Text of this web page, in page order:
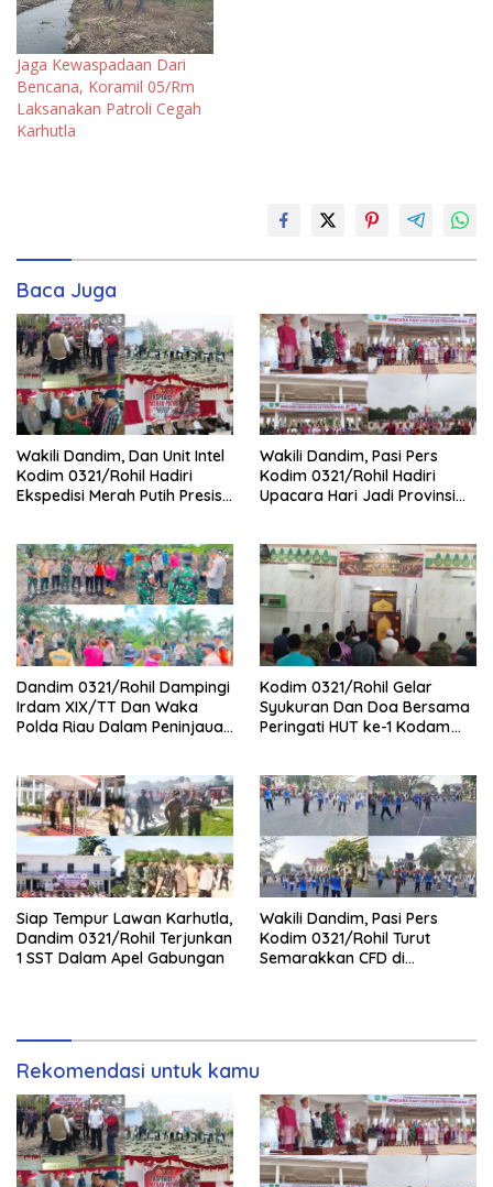
Jaga Kewaspadaan Dari
Bencana, Koramil 05/Rm
Laksanakan Patroli Cegah
Karhutla
Baca Juga
Wakili Dandim, Dan Unit Intel
Kodim 0321/Rohil Hadiri
Ekspedisi Merah Putih Presisi
Wakili Dandim, Pasi Pers
Kodim 0321/Rohil Hadiri
Upacara Hari Jadi Provinsi
Dandim 0321/Rohil Dampingi
Irdam XIX/TT Dan Waka
Polda Riau Dalam Peninjauan
Kodim 0321/Rohil Gelar
Syukuran Dan Doa Bersama
Peringati HUT ke-1 Kodam
Siap Tempur Lawan Karhutla,
Dandim 0321/Rohil Terjunkan
1 SST Dalam Apel Gabungan
Wakili Dandim, Pasi Pers
Kodim 0321/Rohil Turut
Semarakkan CFD di
Rekomendasi untuk kamu